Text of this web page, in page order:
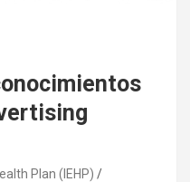
Plan (IEHP)